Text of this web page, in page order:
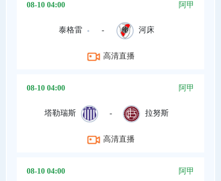
08-10 04:00 阿甲
泰格雷 - 河床
高清直播
08-10 04:00 阿甲
塔勒瑞斯 - 拉努斯
高清直播
08-10 04:00 阿甲